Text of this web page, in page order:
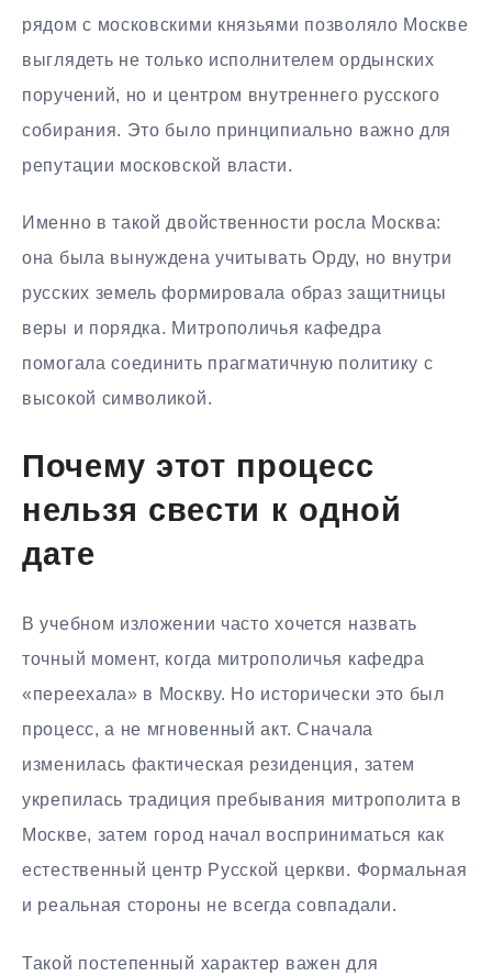
рядом с московскими князьями позволяло Москве
выглядеть не только исполнителем ордынских
поручений, но и центром внутреннего русского
собирания. Это было принципиально важно для
репутации московской власти.
Именно в такой двойственности росла Москва:
она была вынуждена учитывать Орду, но внутри
русских земель формировала образ защитницы
веры и порядка. Митрополичья кафедра
помогала соединить прагматичную политику с
высокой символикой.
Почему этот процесс
нельзя свести к одной
дате
В учебном изложении часто хочется назвать
точный момент, когда митрополичья кафедра
«переехала» в Москву. Но исторически это был
процесс, а не мгновенный акт. Сначала
изменилась фактическая резиденция, затем
укрепилась традиция пребывания митрополита в
Москве, затем город начал восприниматься как
естественный центр Русской церкви. Формальная
и реальная стороны не всегда совпадали.
Такой постепенный характер важен для